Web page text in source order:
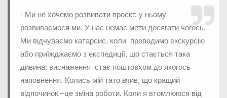
- Ми не хочемо розвивати проєкт, у ньому
розвиваємося ми. У нас немає мети досягати чогось.
Ми відчуваємо катарсис, коли проводимо екскурсію
або приїжджаємо з експедиції, що стається така
дивина: виснаження стає поштовхом до якогось
наповнення. Колись мій тато вчив, що кращий
відпочинок –це зміна роботи. Коли я втомлююся від